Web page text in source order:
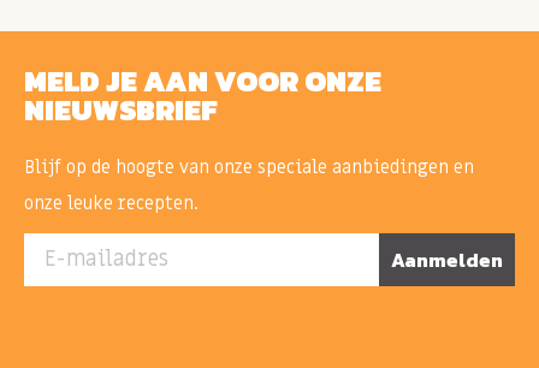
MELD JE AAN VOOR ONZE
NIEUWSBRIEF
Blijf op de hoogte van onze speciale aanbiedingen en
onze leuke recepten.
E-mailadres Aanmelden